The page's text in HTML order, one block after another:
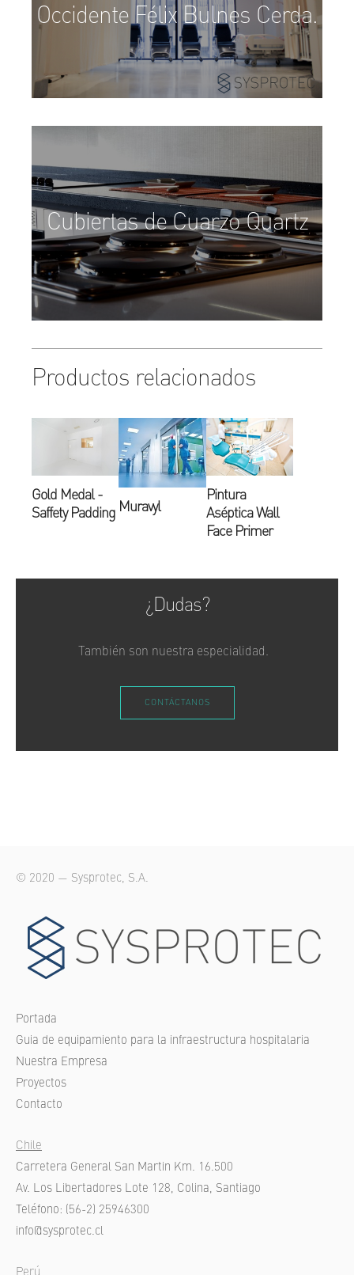
Occidente Félix Bulnes Cerda.
Cubiertas de Cuarzo Quartz
Productos relacionados
Gold Medal -
Saffety Padding Muravyl
Pintura
Aséptica Wall
Face Primer
¿Dudas?
También son nuestra especialidad.
CONTÁCTANOS
© 2020 — Sysprotec, S.A.
Portada
Guia de equipamiento para la infraestructura hospitalaria
Nuestra Empresa
Proyectos
Contacto
Chile
Carretera General San Martin Km. 16.500
Av. Los Libertadores Lote 128, Colina, Santiago
Teléfono: (56-2) 25946300
info@sysprotec.cl